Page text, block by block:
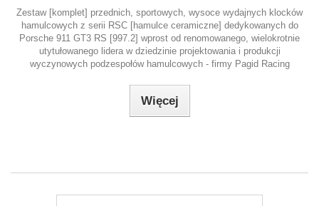
Zestaw [komplet] przednich, sportowych, wysoce wydajnych klocków
hamulcowych z serii RSC [hamulce ceramiczne] dedykowanych do
Porsche 911 GT3 RS [997.2] wprost od renomowanego, wielokrotnie
utytułowanego lidera w dziedzinie projektowania i produkcji
wyczynowych podzespołów hamulcowych - firmy Pagid Racing
Więcej